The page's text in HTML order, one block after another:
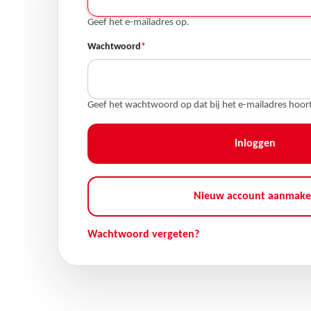
Geef het e-mailadres op.
Wachtwoord
Geef het wachtwoord op dat bij het e-mailadres
Nieuw account
Wachtwoord vergeten?